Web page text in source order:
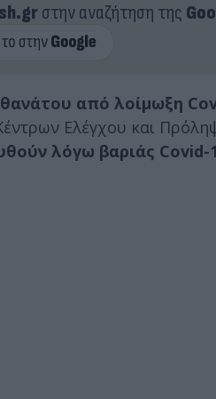
στην αναζήτηση της
από λοίμωξη
Ελέγχου και
λόγω βαριάς Covid-